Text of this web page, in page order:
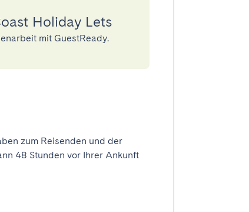
Holiday Lets
mit GuestReady.
zum Reisenden und der
48 Stunden vor Ihrer Ankunft